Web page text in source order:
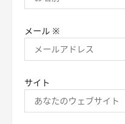
メール ※
サイト